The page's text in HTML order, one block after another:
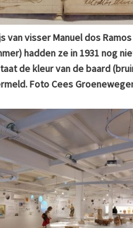
visser Manuel dos Ramos
hadden ze in 1931 nog
de kleur van de baard
Foto Cees